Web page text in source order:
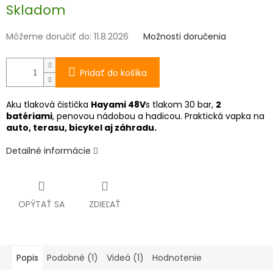
cena:
Skladom
Môžeme doručiť do: 11.8.2026 Možnosti doručenia
Pridať do košíka
Aku tlaková čistička Hayami 48Vs tlakom 30 bar, 2
batériami, penovou nádobou a hadicou. Praktická vapka na
auto, terasu, bicykel aj záhradu.
Detailné informácie
OPÝTAŤ SA ZDIEĽAŤ
Popis Podobné (1) Videá (1) Hodnotenie